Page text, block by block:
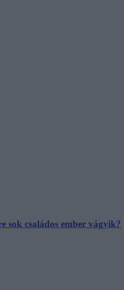
sok családos ember vágyik?